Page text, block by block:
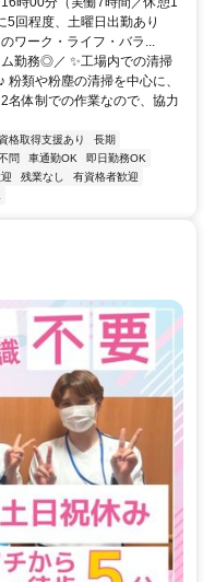
回程度、土曜日出勤あり
ワーク・ライフ・バラ...
ム勤務◎／ ✨工場内での清掃
粉類や粉塵の清掃を中心に、
名体制での作業なので、協力
資格取得支援あり
長期
問 車通勤OK
即日勤務OK
残業なし
有資格者歓迎